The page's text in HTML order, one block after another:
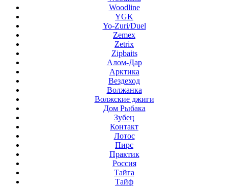
Woodline
YGK
Yo-Zuri/Duel
Zemex
Zetrix
Zipbaits
Алом-Дар
Арктика
Вездеход
Волжанка
Волжские джиги
Дом Рыбака
Зубец
Контакт
Лотос
Пирс
Практик
Россия
Тайга
Тайф